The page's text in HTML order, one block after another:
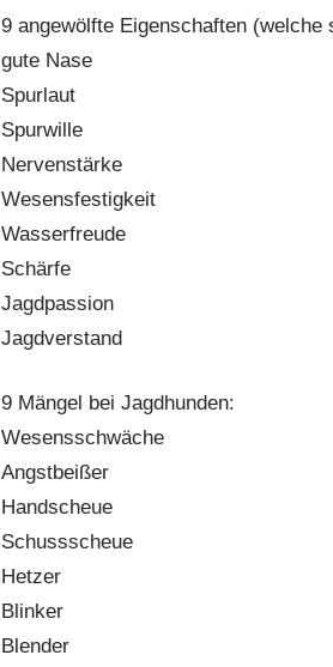
9 angewölfte Eigenschaften
gute Nase
Spurlaut
Spurwille
Nervenstärke
Wesensfestigkeit
Wasserfreude
Schärfe
Jagdpassion
Jagdverstand
9 Mängel bei Jagdhunden:
Wesensschwäche
Angstbeißer
Handscheue
Schussscheue
Hetzer
Blinker
Blender